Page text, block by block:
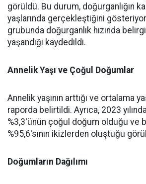
görüldü. Bu durum, doğurganlığın
yaşlarında gerçekleştiğini
grubunda doğurganlık hızında
yaşandığı kaydedildi.
Annelik Yaşı ve Çoğul Doğumlar
Annelik yaşının arttığı ve ortalama
raporda belirtildi. Ayrıca, 2023
%3,3'ünün çoğul doğum olduğu ve
%95,6'sının ikizlerden oluştuğu
Doğumların Dağılımı